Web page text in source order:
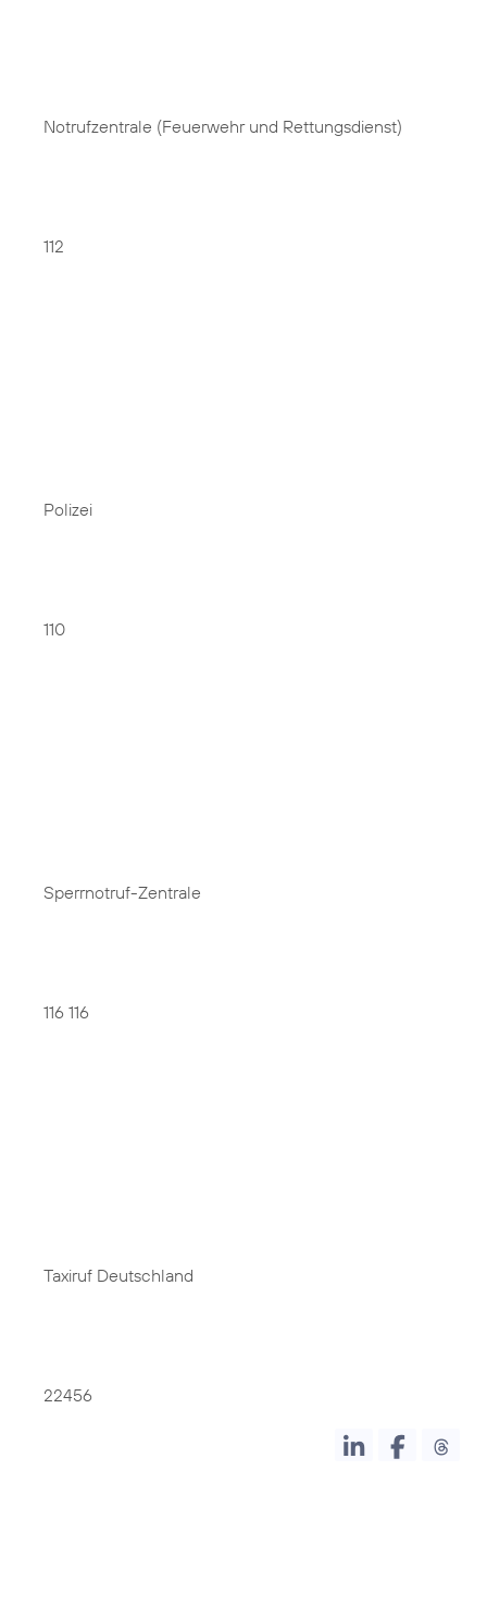
Notrufzentrale (Feuerwehr und Rettungsdienst)
112
Polizei
110
Sperrnotruf-Zentrale
116 116
Taxiruf Deutschland
22456